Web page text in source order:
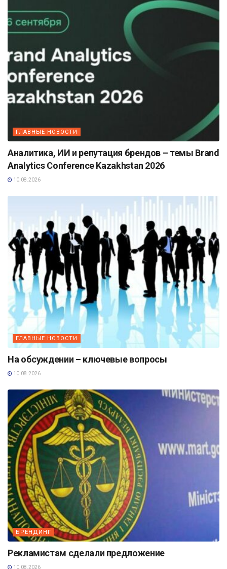
ГЛАВНЫЕ НОВОСТИ
Аналитика, ИИ и репутация брендов – темы Brand
Analytics Conference Kazakhstan 2026
10.08.2026
ГЛАВНЫЕ НОВОСТИ
На обсуждении – ключевые вопросы
10.08.2026
БРЕНДИНГ
Рекламистам сделали предложение
10.08.2026